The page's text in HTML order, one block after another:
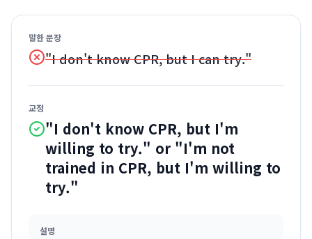
말한 문장
"I don't know CPR, but I can try."
교정
"I don't know CPR, but I'm
willing to try." or "I'm not
trained in CPR, but I'm willing to
try."
설명